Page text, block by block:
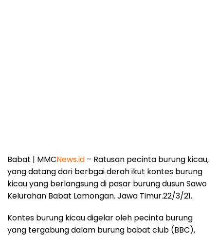
Babat | MMCNews.id – Ratusan pecinta burung kicau,
yang datang dari berbgai derah ikut kontes burung
kicau yang berlangsung di pasar burung dusun Sawo
Kelurahan Babat Lamongan. Jawa Timur.22/3/21.
Kontes burung kicau digelar oleh pecinta burung
yang tergabung dalam burung babat club (BBC),